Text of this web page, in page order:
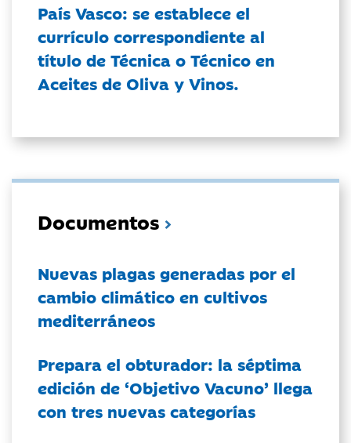
País Vasco: se establece el
currículo correspondiente al
título de Técnica o Técnico en
Aceites de Oliva y Vinos.
Documentos
Nuevas plagas generadas por el
cambio climático en cultivos
mediterráneos
Prepara el obturador: la séptima
edición de ‘Objetivo Vacuno’ llega
con tres nuevas categorías